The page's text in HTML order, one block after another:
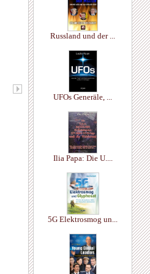
Russland und der ...
UFOs Generäle, ...
Ilia Papa: Die U....
5G Elektrosmog un...